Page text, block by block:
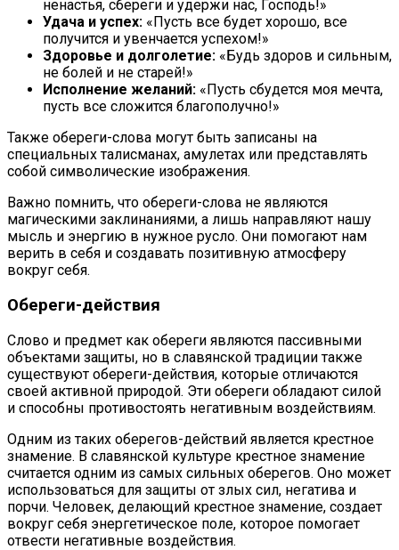
ненастья, сбереги и удержи нас, Господь!»
Удача и успех: «Пусть все будет хорошо, все
получится и увенчается успехом!»
Здоровье и долголетие: «Будь здоров и сильным,
не болей и не старей!»
Исполнение желаний: «Пусть сбудется моя мечта,
пусть все сложится благополучно!»
Также обереги-слова могут быть записаны на
специальных талисманах, амулетах или представлять
собой символические изображения.
Важно помнить, что обереги-слова не являются
магическими заклинаниями, а лишь направляют нашу
мысль и энергию в нужное русло. Они помогают нам
верить в себя и создавать позитивную атмосферу
вокруг себя.
Обереги-действия
Слово и предмет как обереги являются пассивными
объектами защиты, но в славянской традиции также
существуют обереги-действия, которые отличаются
своей активной природой. Эти обереги обладают силой
и способны противостоять негативным воздействиям.
Одним из таких оберегов-действий является крестное
знамение. В славянской культуре крестное знамение
считается одним из самых сильных оберегов. Оно может
использоваться для защиты от злых сил, негатива и
порчи. Человек, делающий крестное знамение, создает
вокруг себя энергетическое поле, которое помогает
отвести негативные воздействия.